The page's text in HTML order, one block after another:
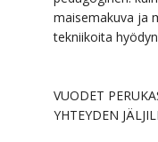
maisemakuva ja
tekniikoita
VUODET
YHTEYDEN